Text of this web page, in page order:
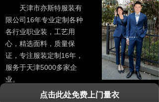
天津市亦斯特服装有
限公司16年专业定制各种
各行业职业装，工艺用
心，精选面料，质量保
证，专注服装定制16年，
服务于天津5000多家企
业。
点击此处免费上门量衣